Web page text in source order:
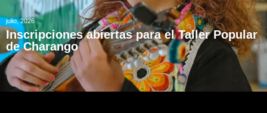
julio, 2026
Inscripciones abiertas para el Taller Popular
de Charango